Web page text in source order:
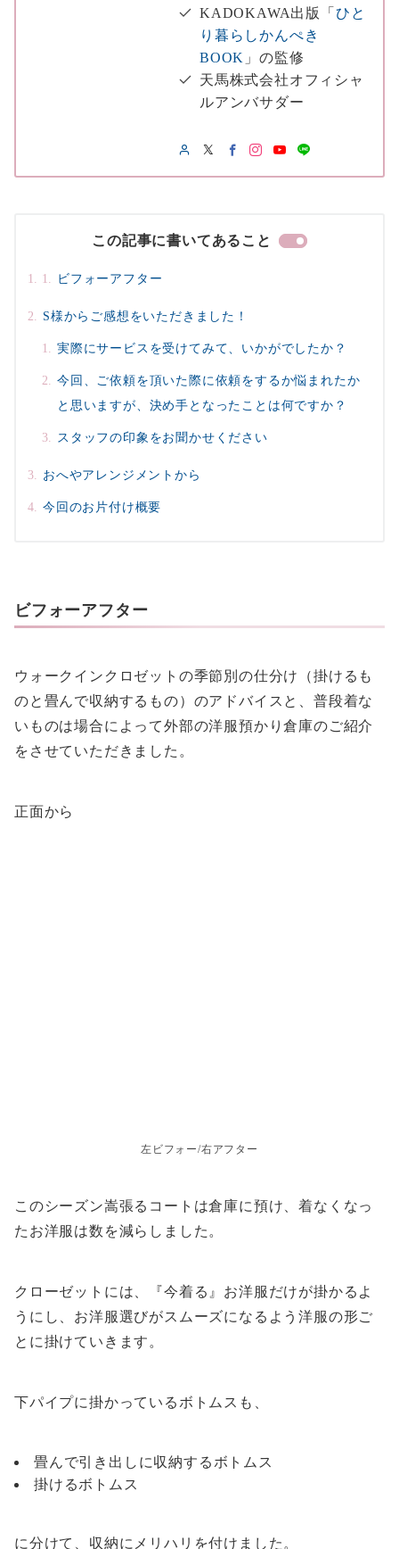
KADOKAWA出版「 ひと
り暮らしかんぺき
BOOK 」の監修
天馬株式会社オフィシャ
ルアンバサダー
この記事に書いてあること
ビフォーアフター
S様からご感想をいただきました！
実際にサービスを受けてみて、いかがでしたか？
今回、ご依頼を頂いた際に依頼をするか悩まれたか
と思いますが、決め手となったことは何ですか？
スタッフの印象をお聞かせください
おへやアレンジメントから
今回のお片付け概要
ビフォーアフター
ウォークインクロゼットの季節別の仕分け（掛けるも
のと畳んで収納するもの）のアドバイスと、普段着な
いものは場合によって外部の洋服預かり倉庫のご紹介
をさせていただきました。
正面から
左ビフォー/右アフター
このシーズン嵩張るコートは倉庫に預け、着なくなっ
たお洋服は数を減らしました。
クローゼットには、『今着る』お洋服だけが掛かるよ
うにし、お洋服選びがスムーズになるよう洋服の形ご
とに掛けていきます。
下パイプに掛かっているボトムスも、
畳んで引き出しに収納するボトムス
掛けるボトムス
に分けて、収納にメリハリを付けました。